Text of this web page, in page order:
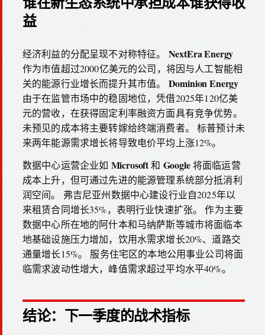
谁在新生态系统中承担成本谁获得收
益
经济利益的分配呈现不对称特征。 NextEra Energy
作为市值超过2000亿美元的公司，将因与人工智能相
关的能源行业增长而提升其市值。 Dominion Energy
由于在监管市场中的稳固地位，凭借2025年120亿美
元的营收，在获得固定利率融资方面具有竞争优势。
未预见的成本将主要转嫁给终端消费者。 标普预计未
来两年能源需求增长将导致电价平均上涨12%。
数据中心运营企业如 Microsoft和 Google将面临运营
成本上升，但可通过先进的能源管理系统部分抵消利
润空间。 弗吉尼亚州数据中心建设行业自2025年以
来租赁合同增长35%，表明行业快速扩张。 作为主要
数据中心所在地的阿什本和马纳萨斯等城市将面临本
地基础设施压力增加，饮用水需求增长20%、道路交
通量增长15%。 服务住宅区的本地公用事业公司将面
临需求波动性增大，峰值需求超过平均水平40%。
结论：下一季度的战术指标